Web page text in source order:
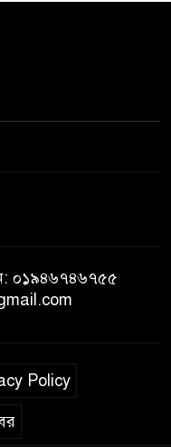
ডাস্টবিনে ফেলেন?
নিন কী করা উচিত
জ্বালানি তেল আমদানিতে
০১৯৪৬৭৪৬৭৫৫
Policy